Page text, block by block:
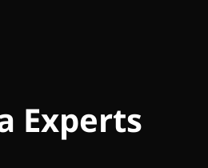
Experts